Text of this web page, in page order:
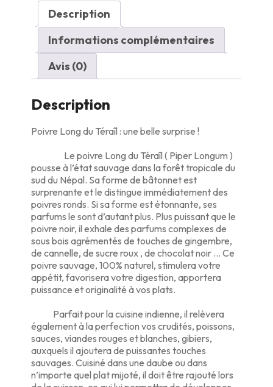
rechargeable
Description
Informations complémentaires
Avis (0)
Description
Poivre Long du Téraîl : une belle surprise !
Le poivre Long du Téraîl ( Piper Longum )
pousse à l’état sauvage dans la forêt tropicale du
sud du Népal. Sa forme de bâtonnet est
surprenante et le distingue immédiatement des
poivres ronds. Si sa forme est étonnante, ses
parfums le sont d’autant plus. Plus puissant que le
poivre noir, il exhale des parfums complexes de
sous bois agrémentés de touches de gingembre,
de cannelle, de sucre roux , de chocolat noir … Ce
poivre sauvage, 100% naturel, stimulera votre
appétit, favorisera votre digestion, apportera
puissance et originalité à vos plats.
Parfait pour la cuisine indienne, il relèvera
également à la perfection vos crudités, poissons,
sauces, viandes rouges et blanches, gibiers,
auxquels il ajoutera de puissantes touches
sauvages. Cuisiné dans une daube ou dans
n’importe quel plat mijoté, il doit être rajouté lors